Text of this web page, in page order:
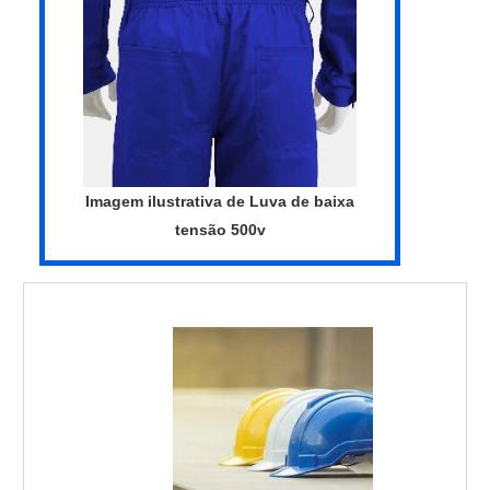
Routte tem o que há de melhor no ramo de
camisa polo para uniforme preço acessível.
Sempre de olho no mercado, traz
novidades em itens como calça profissional
com faixa refletiva e camisa gola polo para
uniforme.É uma empresa altamente
qualificada e comprometida com seus
serviços, conquistas adquiridas porque
com escritório de alta qualidade onde são
planejada para entregas em curto prazo.
e profissionais com vasta experiência na
área de atuação, garante uma entrega de
excelência de ponta a ponta....
Ótimo preço.Ainda focando na qualidade
em valor de uniformes profissionais, sempre
deve-se buscar uma empresa que tenha
produtos e serviços com ótima qualidade e
precisão, características simples, mas que
mostram o comprometimento da empresa
com seus clientes.Isso tudo é a razão pela
qual a Routte é uma empresa que preza
pela segurança quando falamos de
empresas do segmento de uniformes
profissionais. O foco é entregar tudo que há
Routte tem tudo que se precisa para
uniformes profissionais. É possível
encontrar uma grande variedade no
portfólio, como jaquetas personalizadas
Imagem ilustrativa de Luva de baixa
tensão 500v